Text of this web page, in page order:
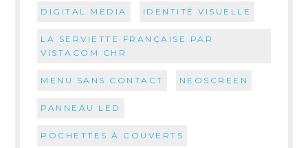
DIGITAL MEDIA IDENTITÉ VISUELLE
LA SERVIETTE FRANÇAISE PAR
VISTACOM CHR
MENU SANS CONTACT NEOSCREEN
PANNEAU LED
POCHETTES À COUVERTS